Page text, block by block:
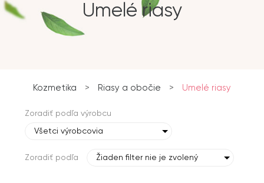
Umelé riasy
Kozmetika > Riasy a obočie > Umelé riasy
Zoradiť podľa výrobcu
Všetci výrobcovia
Zoradiť podľa Žiaden filter nie je zvolený